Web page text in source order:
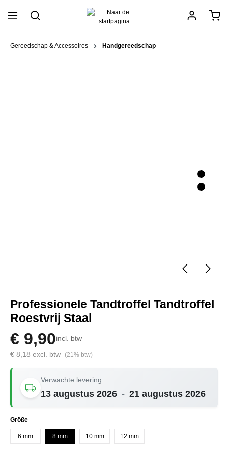
Gereedschap & Accessoires Handgereedschap
Professionele Tandtroffel Tandtroffel
Roestvrij Staal
€ 9,90incl. btw
€ 8,18 excl. btw (21% btw)
Verwachte levering
13 augustus 2026 - 21 augustus 2026
Selecteer
Größe
6 mm 8 mm 10 mm 12 mm